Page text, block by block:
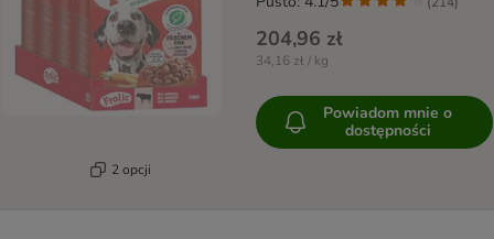
2 opcji
204,96 zł
34,16 zł / kg
Powiadom mnie o
dostępności